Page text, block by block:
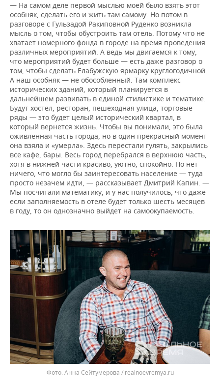
— На самом деле первой мыслью моей было взять этот
особняк, сделать его и жить там самому. Но потом в
разговоре с Гульзадой Ракиповной Руденко возникла
мысль о том, чтобы обустроить там отель. Потому что не
хватает номерного фонда в городе на время проведения
различных мероприятий. А ведь мы двигаемся к тому,
что мероприятий будет больше — есть даже разговор о
том, чтобы сделать Елабужскую ярмарку круглогодичной.
А наш особняк — не обособленный. Там комплекс
исторических зданий, который планируется в
дальнейшем развивать в единой стилистике и тематике.
Будут хостел, ресторан, пешеходная улица, торговые
ряды — это будет целый исторический квартал, в
который вернется жизнь. Чтобы вы понимали, это была
оживленная часть города, но в один прекрасный момент
она взяла и «умерла». Здесь перестали гулять, закрылись
все кафе, бары. Весь город перебрался в верхнюю часть,
хотя в нижней части красиво, уютно, спокойно. Но нет
ничего, что могло бы заинтересовать население — туда
просто незачем идти, — рассказывает Дмитрий Капин. —
Мы посчитали математику, и у нас получилось, что даже
если заполняемость в отеле будет только шесть месяцев
в году, то он однозначно выйдет на самоокупаемость.
Анна Сейтумерова / realnoevremya.ru